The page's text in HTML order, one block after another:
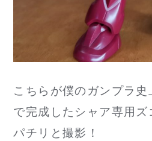
こちらが僕のガンプラ史
で完成したシャア専用ズ
パチリと撮影！